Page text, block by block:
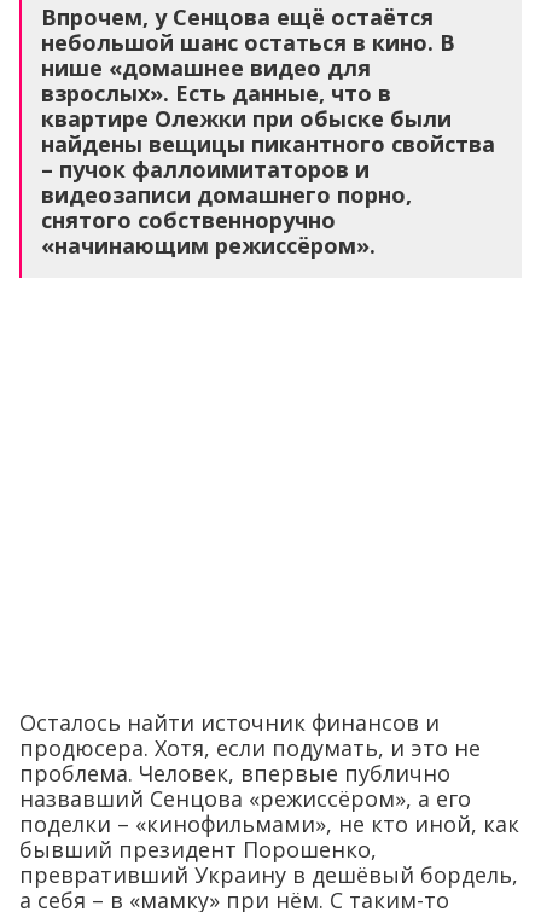
Впрочем, у Сенцова ещё остаётся
небольшой шанс остаться в кино. В
нише «домашнее видео для
взрослых». Есть данные, что в
квартире Олежки при обыске были
найдены вещицы пикантного свойства
– пучок фаллоимитаторов и
видеозаписи домашнего порно,
снятого собственноручно
«начинающим режиссёром».
Осталось найти источник финансов и
продюсера. Хотя, если подумать, и это не
проблема. Человек, впервые публично
назвавший Сенцова «режиссёром», а его
поделки – «кинофильмами», не кто иной, как
бывший президент Порошенко,
превративший Украину в дешёвый бордель,
а себя – в «мамку» при нём. С таким-то